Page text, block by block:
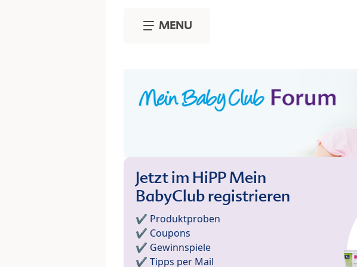
MENU
Jetzt im HiPP Mein
BabyClub registrieren
✔️ Produktproben
✔️ Coupons
✔️ Gewinnspiele
✔️ Tipps per Mail